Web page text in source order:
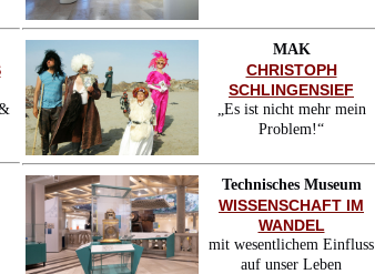
MAK
CHRISTOPH
SCHLINGENSIEF
„Es ist nicht mehr mein
Problem!“
Technisches Museum
WISSENSCHAFT IM
WANDEL
mit wesentlichem Einfluss
auf unser Leben